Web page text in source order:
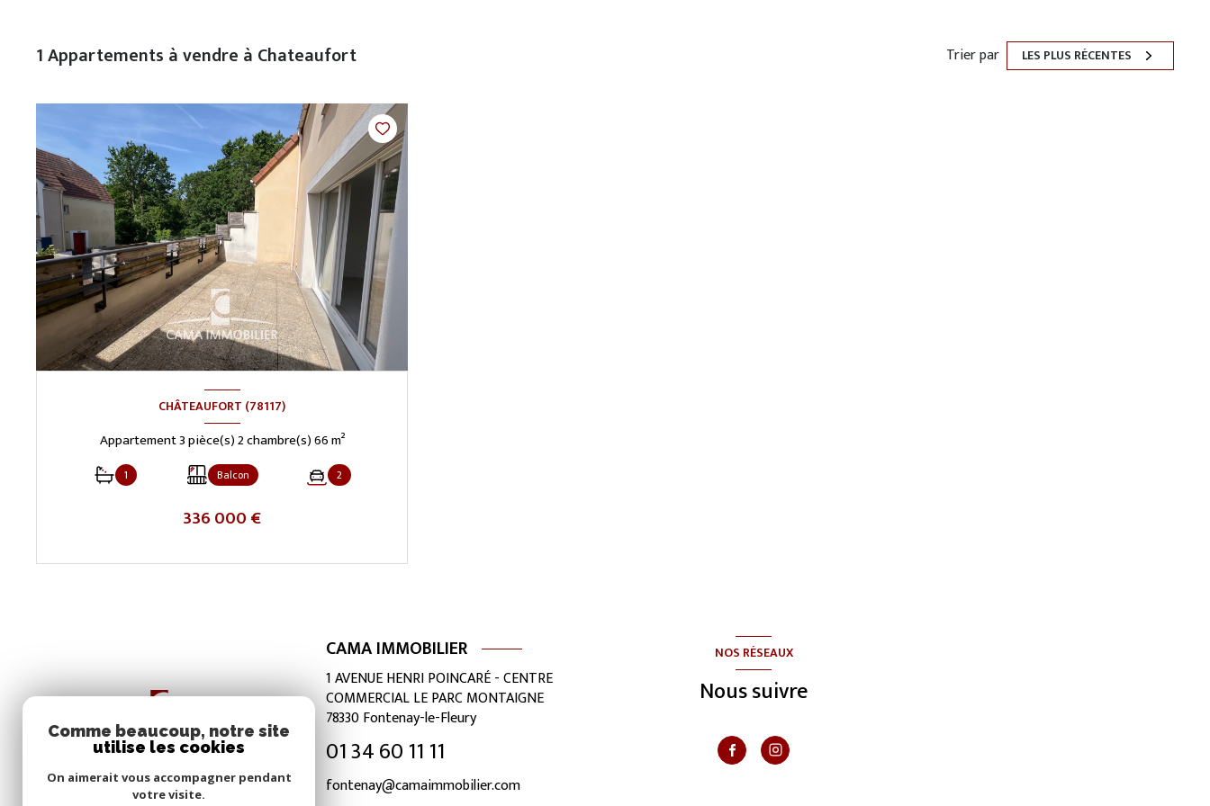
1Appartements à vendre à Chateaufort Trier par LES PLUS RÉCENTES
CHÂTEAUFORT (78117)
Appartement 3 pièce(s) 2 chambre(s) 66 m²
1 Balcon 2
336 000 €
VOIR LE BIEN
CAMA IMMOBILIER
1 AVENUE HENRI POINCARÉ - CENTRE
COMMERCIAL LE PARC MONTAIGNE
78330Fontenay-le-Fleury
01 34 60 11 11
fontenay@camaimmobilier.com
NOS RÉSEAUX
Nous suivre
Comme beaucoup, notre site
utilise les cookies
On aimerait vous accompagner pendant
votre visite.